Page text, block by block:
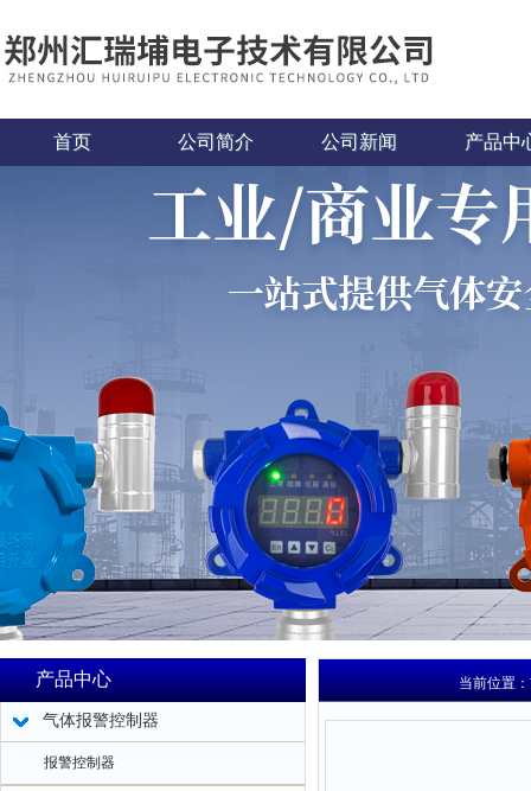
首页 公司简介 公司新闻 产品中
产品中心
气体报警控制器
报警控制器
当前位置：